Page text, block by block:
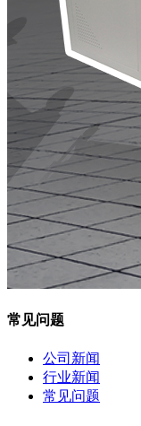
常见问题
公司新闻
行业新闻
常见问题